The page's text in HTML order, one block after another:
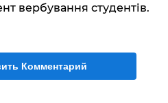
вербування студентів.
Комментарий